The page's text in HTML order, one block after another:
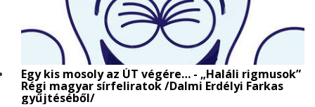
Egy kis mosoly az ÚT végére… - „Haláli rigmusok”
Régi magyar sírfeliratok /Dalmi Erdélyi Farkas
gyűjtéséből/